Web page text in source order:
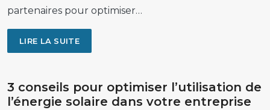
partenaires pour optimiser…
LIRE LA SUITE
3 conseils pour optimiser l’utilisation de
l’énergie solaire dans votre entreprise